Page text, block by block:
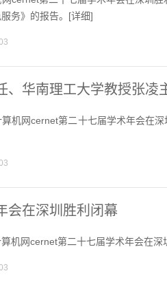
务》的报告。[详细]
、华南理工大学教授张凌
机网cernet第二十七届学术年会在
会在深圳胜利闭幕
机网cernet第二十七届学术年会在深